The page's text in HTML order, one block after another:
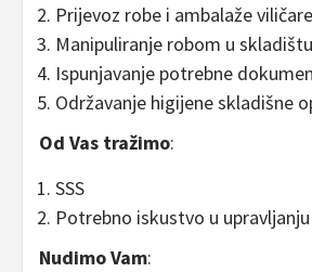
Prijevoz robe i ambalaže
Manipuliranje robom u
Ispunjavanje potrebne
Održavanje higijene skladišne
Od Vas tražimo:
SSS
Potrebno iskustvo u
Nudimo Vam: